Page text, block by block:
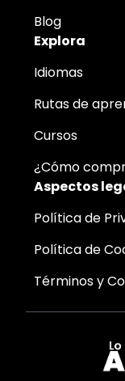
Blog
Explora
Idiomas
Rutas de
Cursos
¿Cómo
Aspectos
Política de
Política de
Términos y